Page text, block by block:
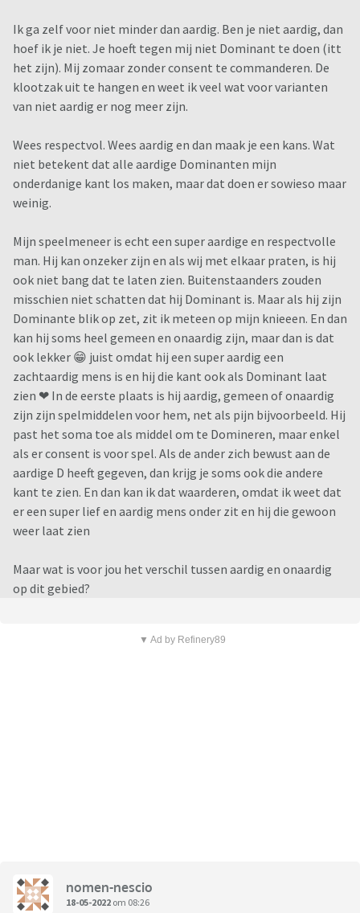
Ik ga zelf voor niet minder dan aardig. Ben je niet aardig, dan
hoef ik je niet. Je hoeft tegen mij niet Dominant te doen (itt
het zijn). Mij zomaar zonder consent te commanderen. De
klootzak uit te hangen en weet ik veel wat voor varianten
van niet aardig er nog meer zijn.
Wees respectvol. Wees aardig en dan maak je een kans. Wat
niet betekent dat alle aardige Dominanten mijn
onderdanige kant los maken, maar dat doen er sowieso maar
weinig.
Mijn speelmeneer is echt een super aardige en respectvolle
man. Hij kan onzeker zijn en als wij met elkaar praten, is hij
ook niet bang dat te laten zien. Buitenstaanders zouden
misschien niet schatten dat hij Dominant is. Maar als hij zijn
Dominante blik op zet, zit ik meteen op mijn knieeen. En dan
kan hij soms heel gemeen en onaardig zijn, maar dan is dat
ook lekker 😁 juist omdat hij een super aardig een
zachtaardig mens is en hij die kant ook als Dominant laat
zien ❤ In de eerste plaats is hij aardig, gemeen of onaardig
zijn zijn spelmiddelen voor hem, net als pijn bijvoorbeeld. Hij
past het soma toe als middel om te Domineren, maar enkel
als er consent is voor spel. Als de ander zich bewust aan de
aardige D heeft gegeven, dan krijg je soms ook die andere
kant te zien. En dan kan ik dat waarderen, omdat ik weet dat
er een super lief en aardig mens onder zit en hij die gewoon
weer laat zien
Maar wat is voor jou het verschil tussen aardig en onaardig
op dit gebied?
▼ Ad by Refinery89
nomen-nescio
18-05-2022 om 08:26